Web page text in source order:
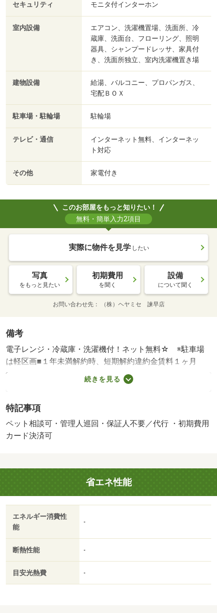
セキュリティ モニタ付インターホン
室内設備
エアコン、洗濯機置場、洗面所、冷
蔵庫、洗面台、フローリング、照明
器具、シャンプードレッサ、家具付
き、洗面所独立、室内洗濯機置き場
建物設備
給湯、バルコニー、プロパンガス、
宅配ＢＯＸ
駐車場・駐輪場 駐輪場
テレビ・通信
インターネット無料、インターネッ
ト対応
その他 家電付き
このお部屋をもっと知りたい！
無料・簡単入力2項目
実際に物件を見学 したい
写真
をもっと見たい
初期費用
を聞く
設備
について聞く
お問い合わせ先 （株）ヘヤミセ 諫早店
備考
電子レンジ・冷蔵庫・洗濯機付！ネット無料☆ ※駐車場
は軽区画■１年未満解約時、短期解約違約金賃料１ヶ月
分 ■更新事務手数料：１１０００円／２年 ■初期費用ク
レジット決済可 ■リモート対応可 ■ご来店予約でスムー
い致します） ※７０歳以上の方は、あんしんサポート月
額：７７０円→１，５００円（税込）へ変更（高齢者向け
「まごころ」付帯プラン）・賃貸保証等：加入要（オリコ
名）・鍵交換代：あり２２，０００円～・維持費等：町費
６００円／月・あんしんサポート２４７７０円／月・管理
形態／管理員の勤務形態：巡回・電子レンジ・冷蔵庫・洗
濯機付！ネット無料☆当社契約で、引越し用軽トラ無料貸
出しサービス有り☆ ※ペット飼育時、礼金１ヶ月増 ※清
掃費は退去時支払い ※敷地内駐車場空き軽区画のみ・バ
１ヶ月/室内清掃費用 44000円
続きを見る
特記事項
ペット相談可・管理人巡回・保証人不要／代行 ・初期費用
カード決済可
省エネ性能
エネルギー消費性
能
-
断熱性能 -
目安光熱費 -